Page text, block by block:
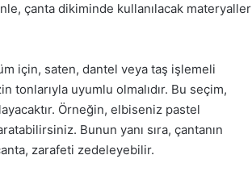
çanta dikiminde kullanılacak materyaller
için, saten, dantel veya taş işlemeli
uyumlu olmalıdır. Bu seçim,
Örneğin, elbiseniz pastel
Bunun yanı sıra, çantanın
zarafeti zedeleyebilir.